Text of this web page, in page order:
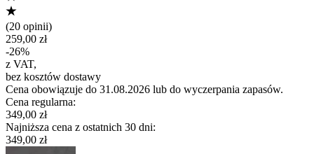
(20 opinii)
259,00 zł
-26%
z VAT,
bez kosztów dostawy
Cena obowiązuje do 31.08.2026 lub do wyczerpania zapasów.
Cena regularna:
349,00 zł
Najniższa cena z ostatnich 30 dni:
349,00 zł